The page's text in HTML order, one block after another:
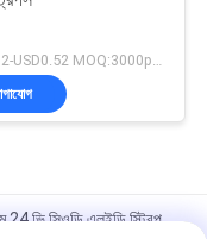
ভি সিওডি এলইডি স্ট্রিপ